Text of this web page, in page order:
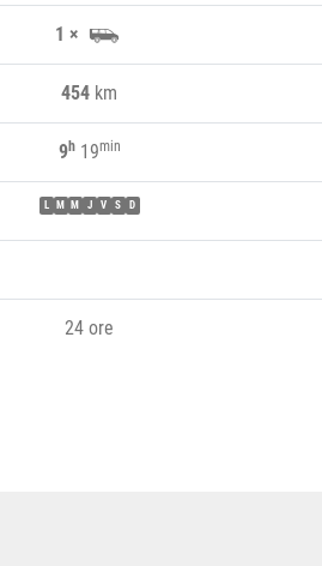
1 ×
454 km
9h19min
M M J V S D
24 ore